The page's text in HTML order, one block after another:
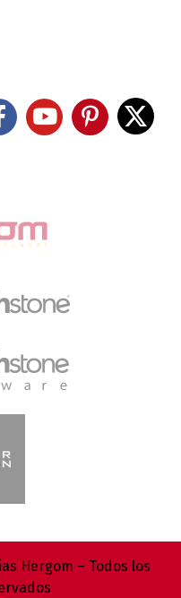
Hergom – Todos los